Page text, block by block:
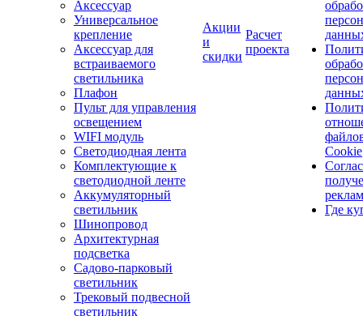
Аксессуар
Универсальное
крепление
Аксессуар для
встраиваемого
светильника
Плафон
Пульт для управления
освещением
WIFI модуль
Светодиодная лента
Комплектующие к
светодиодной ленте
Аккумуляторный
светильник
Шинопровод
Архитектурная
подсветка
Садово-парковый
светильник
Трековый подвесной
светильник
Акции
и
скидки
Расчет
проекта
Cookie
Где